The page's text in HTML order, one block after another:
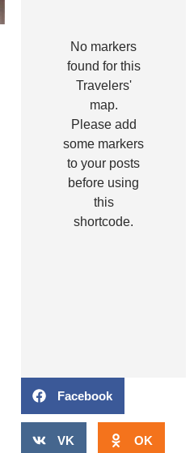
No markers
found for this
Travelers'
map.
Please add
some markers
to your posts
before using
this
shortcode.
Facebook
VK OK